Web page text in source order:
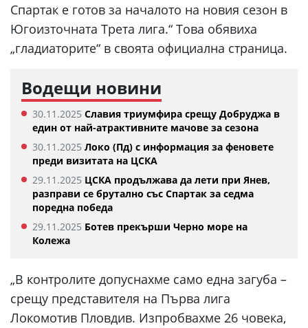
Спартак е готов за началото на новия сезон в
Югоизточната Трета лига.“ Това обявиха
„гладиаторите“ в своята официална страница.
Водещи новини
30.11.2025 Славия триумфира срещу Добруджа в
един от най-атрактивните мачове за сезона
30.11.2025 Локо (Пд) с информация за феновете
преди визитата на ЦСКА
29.11.2025 ЦСКА продължава да лети при Янев,
разправи се брутално със Спартак за седма
поредна победа
29.11.2025 Ботев прекърши Черно море на
Колежа
„В контролите допуснахме само една загуба –
срещу представителя на Първа лига
Локомотив Пловдив. Изпробвахме 26 човека,